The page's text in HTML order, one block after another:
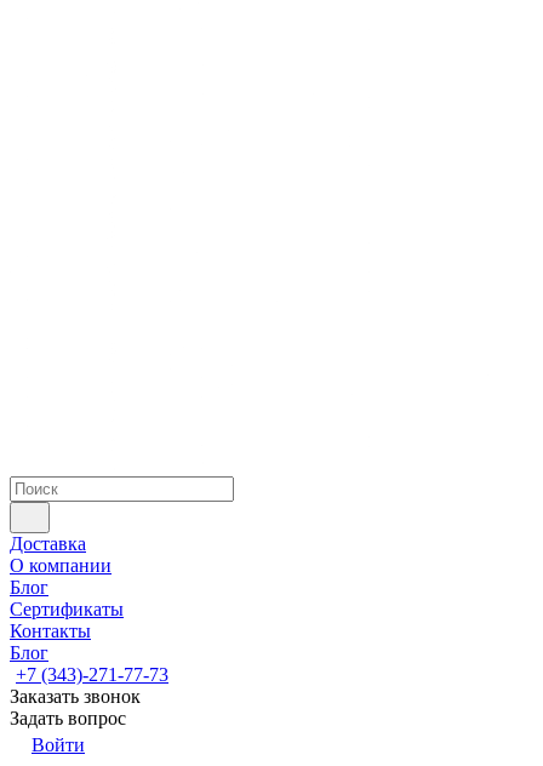
Доставка
О компании
Блог
Сертификаты
Контакты
Блог
+7 (343)-271-77-73
Заказать звонок
Задать вопрос
Войти